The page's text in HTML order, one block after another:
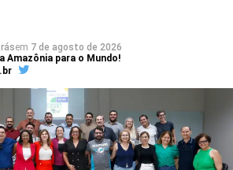
em 7 de agosto de 2026
Amazônia para o Mundo!